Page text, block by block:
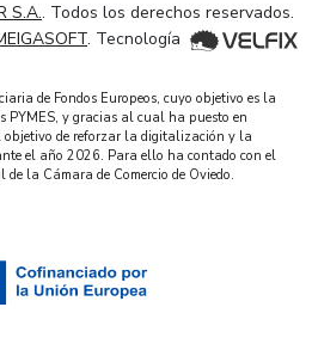
S.A.. Todos los derechos reservados.
. Tecnología
de Fondos Europeos, cuyo objetivo es la
PYMES, y gracias al cual ha puesto en
objetivo de reforzar la digitalización y la
el año 2026. Para ello ha contado con el
la Cámara de Comercio de Oviedo.